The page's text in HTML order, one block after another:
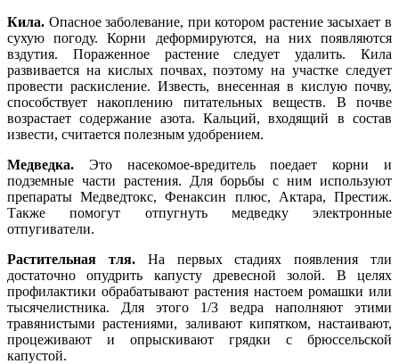
Кила. Опасное заболевание, при котором растение засыхает в
сухую погоду. Корни деформируются, на них появляются
вздутия. Пораженное растение следует удалить. Кила
развивается на кислых почвах, поэтому на участке следует
провести раскисление. Известь, внесенная в кислую почву,
способствует накоплению питательных веществ. В почве
возрастает содержание азота. Кальций, входящий в состав
извести, считается полезным удобрением.
Медведка. Это насекомое-вредитель поедает корни и
подземные части растения. Для борьбы с ним используют
препараты Медведтокс, Фенаксин плюс, Актара, Престиж.
Также помогут отпугнуть медведку электронные
отпугиватели.
Растительная тля.На первых стадиях появления тли
достаточно опудрить капусту древесной золой. В целях
профилактики обрабатывают растения настоем ромашки или
тысячелистника. Для этого 1/3 ведра наполняют этими
травянистыми растениями, заливают кипятком, настаивают,
процеживают и опрыскивают грядки с брюссельской
капустой.